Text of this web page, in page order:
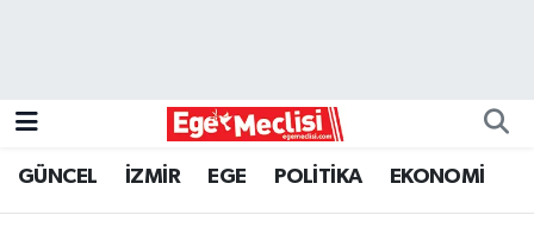
GÜNCEL İZMİR EGE POLİTİKA EKONOMİ
GÜNCEL